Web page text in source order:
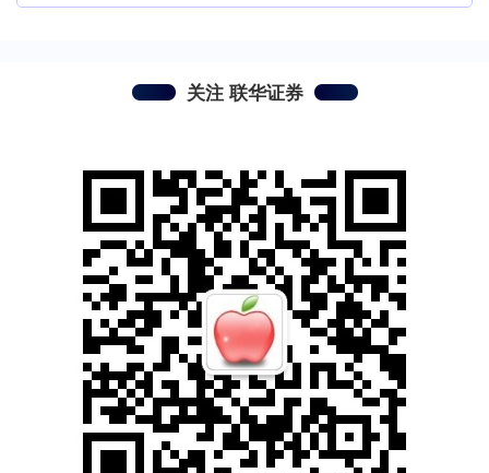
关注 联华证券